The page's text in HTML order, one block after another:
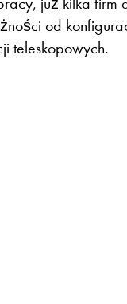
od
teleskopowych.